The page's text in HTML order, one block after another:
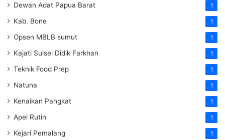
Dewan Adat Papua Barat 1
Kab. Bone 1
Opsen MBLB sumut 1
Kajati Sulsel Didik Farkhan 1
Teknik Food Prep 1
Natuna 1
Kenaikan Pangkat 1
Apel Rutin 1
Kejari Pemalang 1